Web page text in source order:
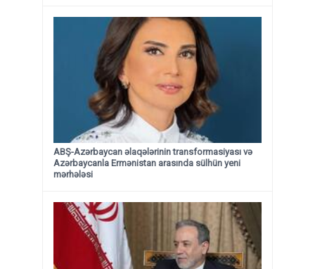
ABŞ-Azərbaycan əlaqələrinin transformasiyası və
Azərbaycanla Ermənistan arasında sülhün yeni
mərhələsi